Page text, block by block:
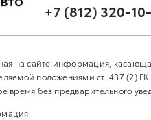
+7 (812) 320-
на сайте информация,
положениями ст. 437 (2)
время без предварительного